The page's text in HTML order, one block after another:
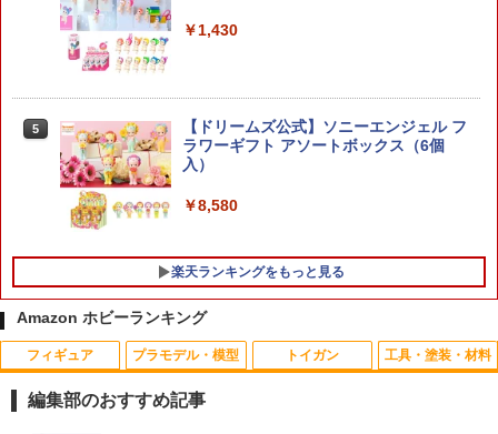
￥1,650
0 ミニ四駆スターターパックFM-Aバラン
スタイプ (ラウディーブル) 【18710】 ミ
ニ四駆パーツ
￥1,780
￥1,430
5
【ドリームズ公式】ソニーエンジェル フ
ラワーギフト アソートボックス（6個
入）
￥8,580
楽天ランキングをもっと見る
1
Maple Leaf MACARON AUTOBOT ホッ
プアップパッキン 60° for GBB/VSR-10
◆マカロン オートボット 飛距離アップ
1
【割引】単4形 アルカリ乾電池 1個10本
入り 単四 アルカリ電池 リモコン 家電 お
もちゃ ゲーム 予備 電池 災害時 防災 乾
Amazon ホビーランキング
フィギュア プラモデル・模型 トイガン 工具・塗装・材料
編集部のおすすめ記事